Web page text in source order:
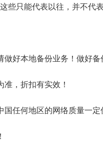
些只能代表以往，并不代
做好本地备份业务！做好备
准，折扣有实效！
国任何地区的网络质量一定